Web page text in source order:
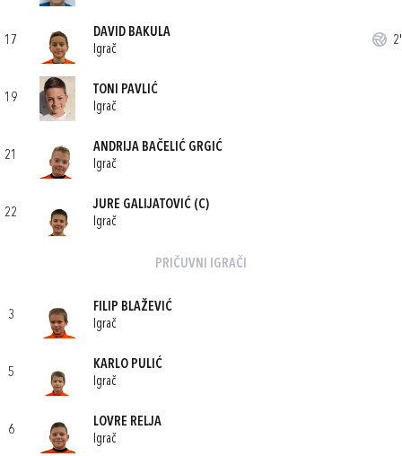
17
DAVID BAKULA
Igrač
2'
19
TONI PAVLIĆ
Igrač
21
ANDRIJA BAČELIĆ GRGIĆ
Igrač
22
JURE GALIJATOVIĆ (C)
Igrač
PRIČUVNI IGRAČI
3
FILIP BLAŽEVIĆ
Igrač
5
KARLO PULIĆ
Igrač
6
LOVRE RELJA
Igrač